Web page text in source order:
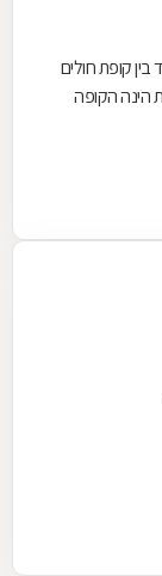
1974, מאיחוד בין קופת חולים
הינה הקופה